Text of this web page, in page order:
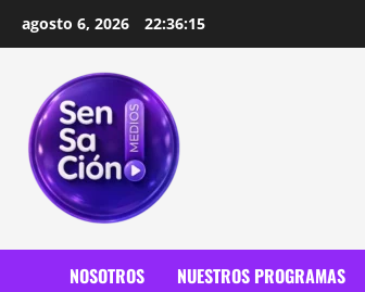
agosto 6, 2026 22:36:17
NOSOTROS NUESTROS PROGRAMAS